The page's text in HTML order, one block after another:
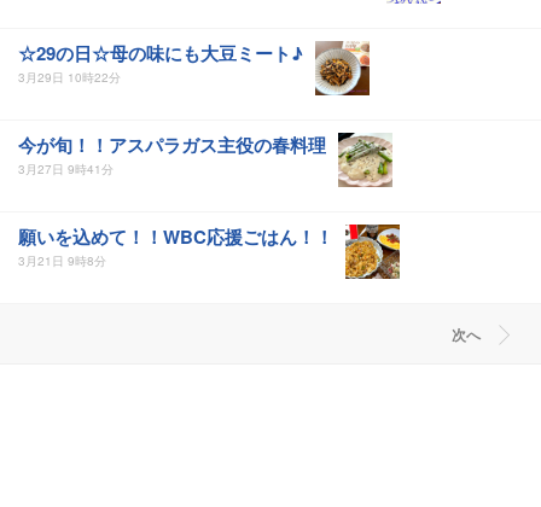
☆29の日☆母の味にも大豆ミート♪
3月29日 10時22分
今が旬！！アスパラガス主役の春料理
3月27日 9時41分
願いを込めて！！WBC応援ごはん！！
3月21日 9時8分
次へ